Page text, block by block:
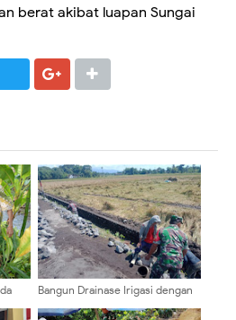
berat akibat luapan Sungai
Bangun Drainase Irigasi dengan
Babinsa Dawuhan Wetan Perkuat